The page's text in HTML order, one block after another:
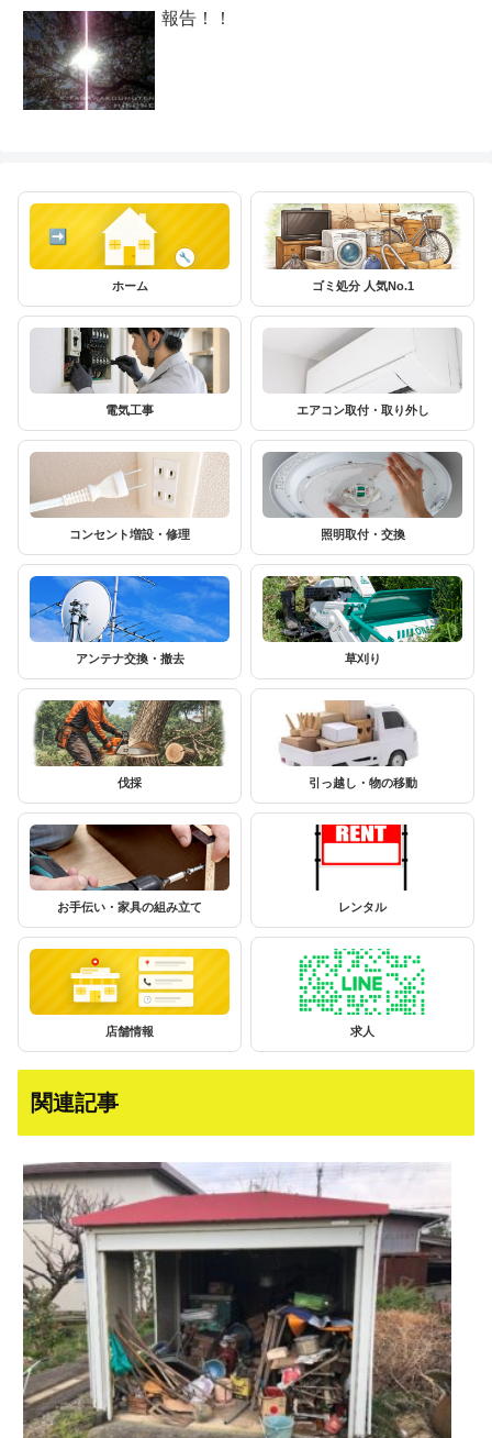
報告！！
ホーム ゴミ処分 人気No.1
電気工事 エアコン取付・取り外し
コンセント増設・修理 照明取付・交換
アンテナ交換・撤去 草刈り
伐採 引っ越し・物の移動
お手伝い・家具の組み立て レンタル
店舗情報 求人
関連記事